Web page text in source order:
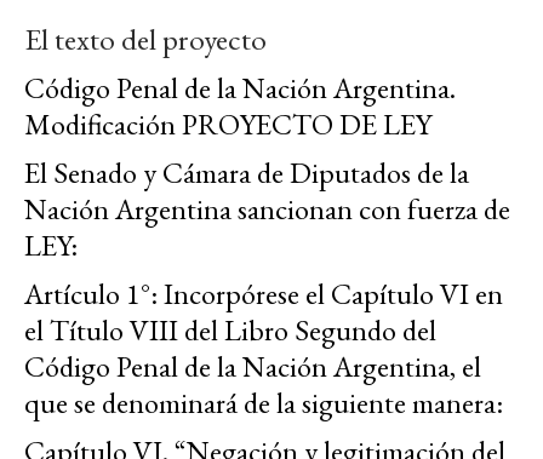
El texto del proyecto
Código Penal de la Nación Argentina.
Modificación PROYECTO DE LEY
El Senado y Cámara de Diputados de la
Nación Argentina sancionan con fuerza de
LEY:
Artículo 1°: Incorpórese el Capítulo VI en
el Título VIII del Libro Segundo del
Código Penal de la Nación Argentina, el
que se denominará de la siguiente manera:
Capítulo VI. “Negación y legitimación del